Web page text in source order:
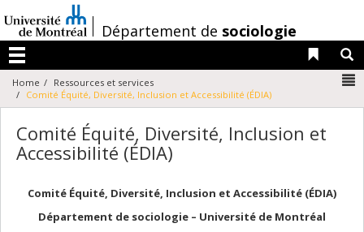
au
contenu
/Département de sociologie
Menu
Liens
Home
Ressources et services
Comité Équité, Diversité, Inclusion et Accessibilité (ÉDIA)
Comité Équité, Diversité, Inclusion et
Accessibilité (ÉDIA)
Comité Équité, Diversité, Inclusion et Accessibilité (ÉDIA)
Département de sociologie – Université de Montréal